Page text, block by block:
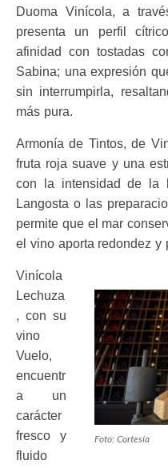
Duoma Vinícola, a
presenta un perfil
afinidad con tostadas
Sabina; una expresión
sin interrumpirla,
más pura.
Armonía de Tintos, de
fruta roja suave y una
con la intensidad de la
Langosta o las
permite que el mar
el vino aporta redondez y
Foto: Cortesía
Vinícola
Lechuza
, con su
vino
Vuelo,
encuentr
a un
carácter
fresco y
fluido